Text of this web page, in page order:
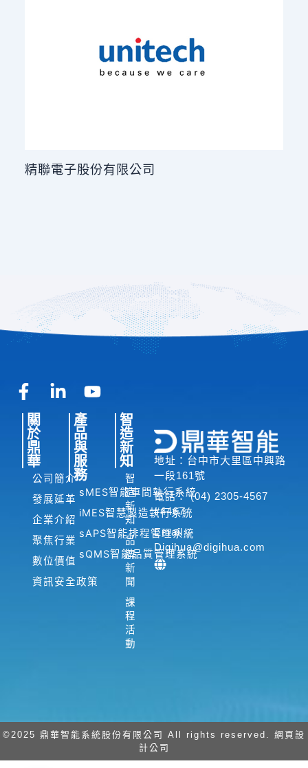
精聯電子股份有限公司
地址：台中市大里區中興路
一段161號
電話： (04) 2305-4567
#4467
Email：
Digihua@digihua.com
F
a
c
e
b
o
o
L
d
i
n
-
i
n
Y
e
關
於
鼎
華
公司簡介
發展延革
企業介紹
聚焦行業
數位價值
資訊安全政策
產
品
與
服
務
sMES智能車間執行系統
iMES智慧製造執行系統
sAPS智能排程管理系統
sQMS智能品質管理系統
智
造
新
知
智
造
新
知
品
牌
新
聞
課
程
活
動
©2025 鼎華智能系統股份有限公司 All rights reserved. 網頁設
計公司